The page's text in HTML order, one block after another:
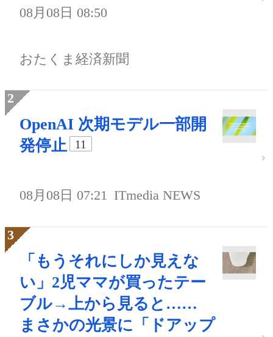
08月08日 08:50
おたくま経済新聞
OpenAI 次期モデル一部開
発停止
11
08月08日 07:21 ITmedia NEWS
「もうそれにしか見えな
い」2児ママが買ったテー
ブル→上から見ると……
まさかの光景に「ドアップ